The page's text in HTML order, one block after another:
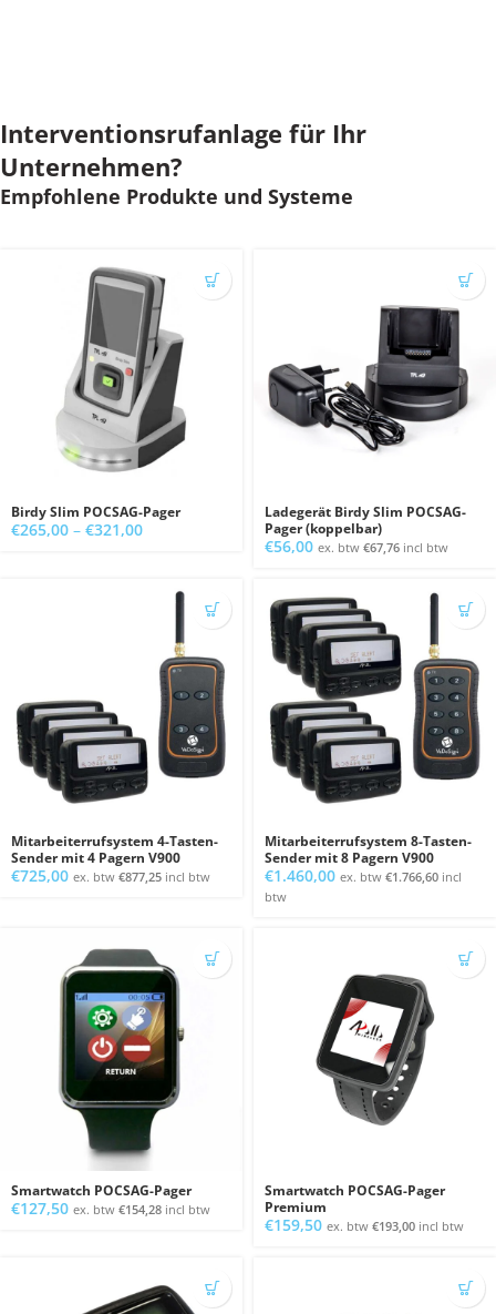
Interventionsrufanlage für Ihr
Unternehmen?
Empfohlene Produkte und Systeme
Birdy Slim POCSAG-Pager
€265,00 – €321,00Preisspanne:
€321,00
Ladegerät Birdy Slim POCSAG-
Pager (koppelbar)
€56,00 ex. btw €67,76 incl btw
Mitarbeiterrufsystem 4-Tasten-
Sender mit 4 Pagern V900
€725,00 ex. btw €877,25 incl btw
Mitarbeiterrufsystem 8-Tasten-
Sender mit 8 Pagern V900
€1.460,00 ex. btw €1.766,60 incl
btw
Smartwatch POCSAG-Pager
€127,50 ex. btw €154,28 incl btw
Smartwatch POCSAG-Pager
Premium
€159,50 ex. btw €193,00 incl btw